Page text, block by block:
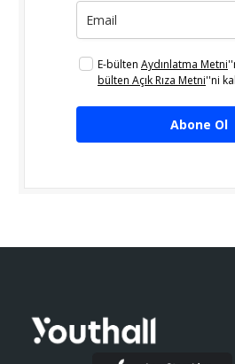
E-bülten Aydınlatma Metni
bülten Açık Rıza Metni''ni
Abone Ol